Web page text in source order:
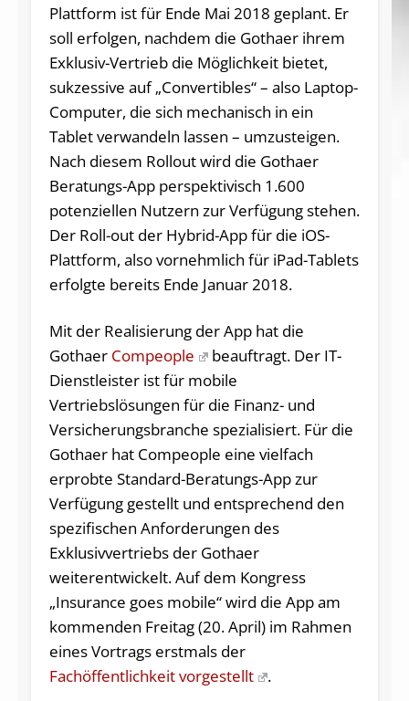
Plattform ist für Ende Mai 2018 geplant. Er
soll erfolgen, nachdem die Gothaer ihrem
Exklusiv-Vertrieb die Möglichkeit bietet,
sukzessive auf „Convertibles“ – also Laptop-
Computer, die sich mechanisch in ein
Tablet verwandeln lassen – umzusteigen.
Nach diesem Rollout wird die Gothaer
Beratungs-App perspektivisch 1.600
potenziellen Nutzern zur Verfügung stehen.
Der Roll-out der Hybrid-App für die iOS-
Plattform, also vornehmlich für iPad-Tablets
erfolgte bereits Ende Januar 2018.
Mit der Realisierung der App hat die
Gothaer Compeople
beauftragt. Der IT-
Dienstleister ist für mobile
Vertriebslösungen für die Finanz- und
Versicherungsbranche spezialisiert. Für die
Gothaer hat Compeople eine vielfach
erprobte Standard-Beratungs-App zur
Verfügung gestellt und entsprechend den
spezifischen Anforderungen des
Exklusivvertriebs der Gothaer
weiterentwickelt. Auf dem Kongress
„Insurance goes mobile“ wird die App am
kommenden Freitag (20. April) im Rahmen
eines Vortrags erstmals der
Fachöffentlichkeit vorgestellt
.